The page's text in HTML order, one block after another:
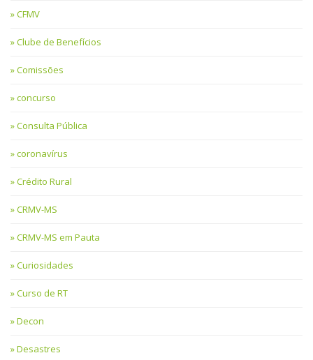
CFMV
Clube de Benefícios
Comissões
concurso
Consulta Pública
coronavírus
Crédito Rural
CRMV-MS
CRMV-MS em Pauta
Curiosidades
Curso de RT
Decon
Desastres